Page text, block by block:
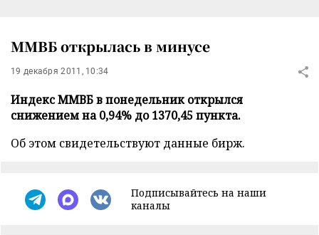
ММВБ открылась в минусе
19 декабря 2011, 10:34
Индекс ММВБ в понедельник открылся
снижением на 0,94% до 1370,45 пункта.
Об этом свидетельствуют данные бирж.
Подписывайтесь на наши
каналы